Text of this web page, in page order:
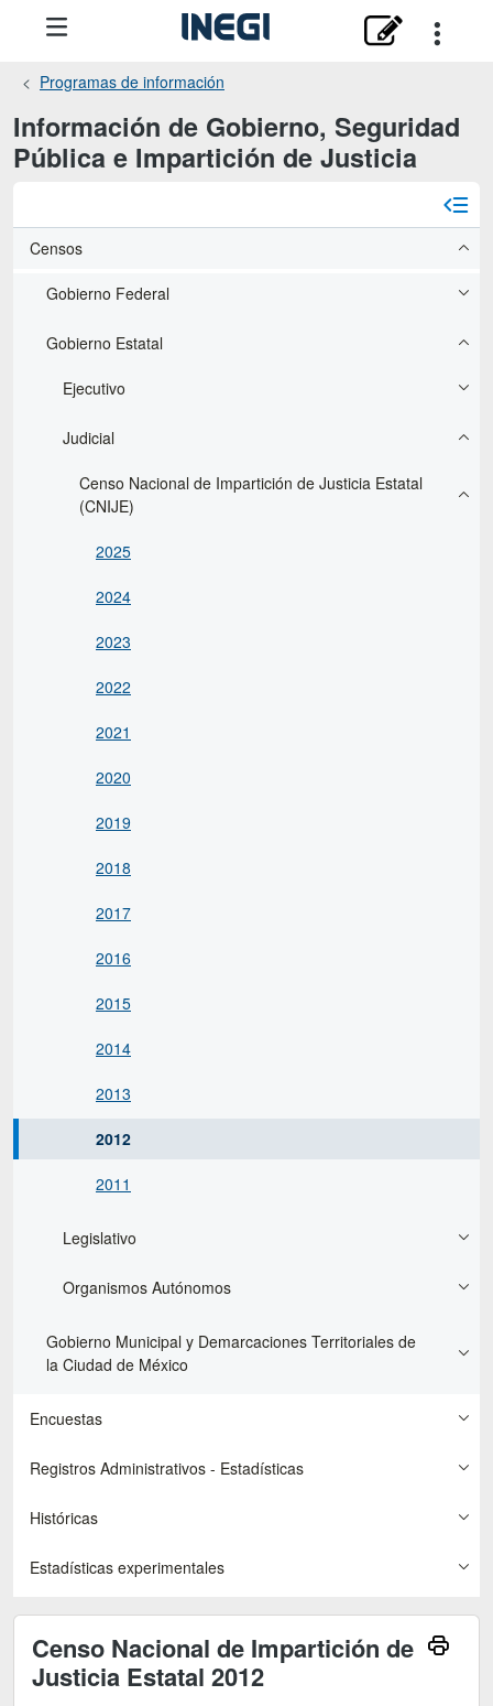
Programas de información
Información de Gobierno, Seguridad
Pública e Impartición de Justicia
Censos
Gobierno Federal
Gobierno Estatal
Ejecutivo
Judicial
Censo Nacional de Impartición de Justicia Estatal
(CNIJE)
2025
2024
2023
2022
2021
2020
2019
2018
2017
2016
2015
2014
2013
2012
2011
Legislativo
Organismos Autónomos
Gobierno Municipal y Demarcaciones Territoriales de
la Ciudad de México
Encuestas
Registros Administrativos - Estadísticas
Históricas
Estadísticas experimentales
Censo Nacional de Impartición de
Justicia Estatal 2012